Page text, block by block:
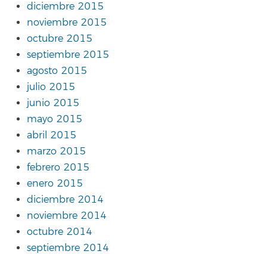
diciembre 2015
noviembre 2015
octubre 2015
septiembre 2015
agosto 2015
julio 2015
junio 2015
mayo 2015
abril 2015
marzo 2015
febrero 2015
enero 2015
diciembre 2014
noviembre 2014
octubre 2014
septiembre 2014